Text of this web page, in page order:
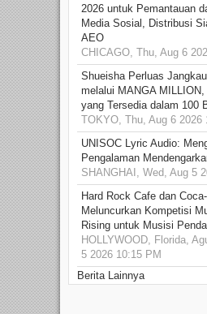
2026 untuk Pemantauan
Media Sosial, Distribusi
AEO
CHICAGO, Thu, Aug 6
Shueisha Perluas
melalui MANGA
yang Tersedia dalam 100
TOKYO, Thu, Aug 6 2026
UNISOC Lyric Audio:
Pengalaman
SHANGHAI, Wed, Aug 5
Hard Rock Cafe dan
Meluncurkan Kompetisi
Rising untuk Musisi
HOLLYWOOD, Florida,
5 2026 10:15 PM
Berita Lainnya